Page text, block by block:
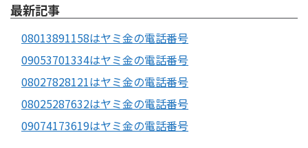
最新記事
08013891158はヤミ金の電話番号
09053701334はヤミ金の電話番号
08027828121はヤミ金の電話番号
08025287632はヤミ金の電話番号
09074173619はヤミ金の電話番号